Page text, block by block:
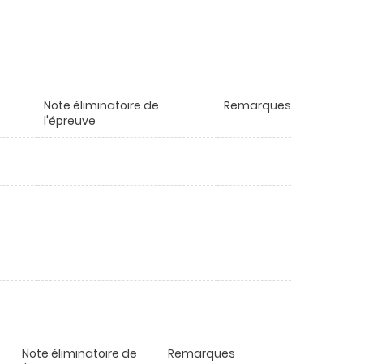
Note éliminatoire de
l'épreuve
Remarques
Note éliminatoire de
Remarques